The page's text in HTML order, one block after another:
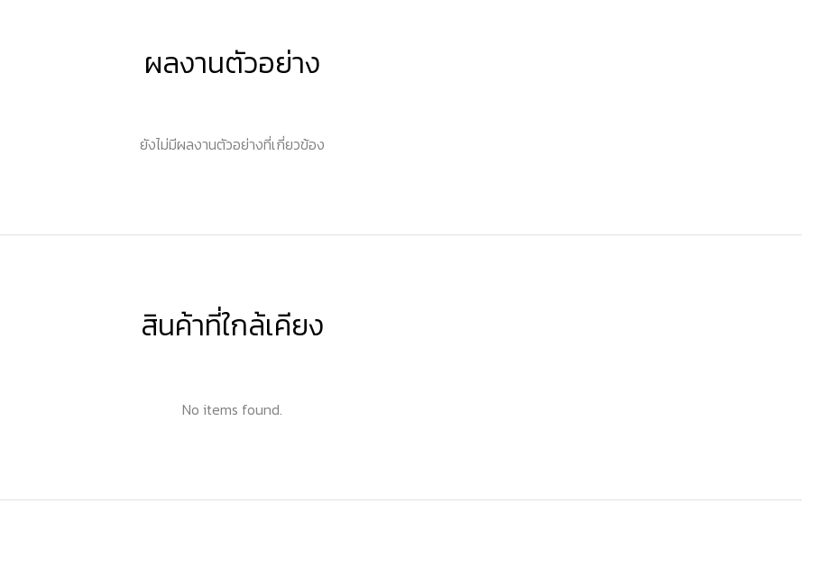
ผลงานตัวอย่าง
ยังไม่มีผลงานตัวอย่างที่เกี่ยวข้อง
สินค้าที่ใกล้เคียง
No items found.